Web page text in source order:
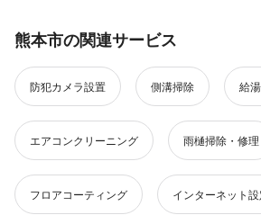
熊本市の関連サービス
防犯カメラ設置 側溝掃除 給
エアコンクリーニング 雨樋掃除・修理
フロアコーティング インターネット設